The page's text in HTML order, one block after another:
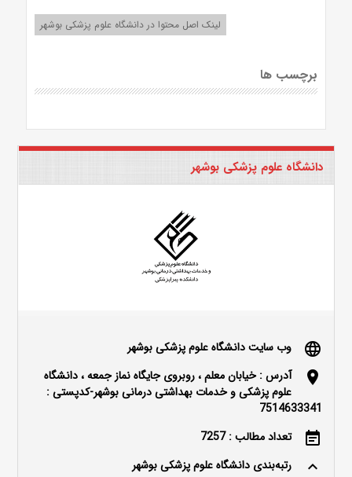
لینک اصل محتوا در دانشگاه علوم پزشکی بوشهر
برچسب ها
دانشگاه علوم پزشکی بوشهر
language وب سایت دانشگاه علوم پزشکی بوشهر
location_on
آدرس : خیابان معلم ، روبروی جایگاه نماز جمعه ، دانشگاه
علوم پزشکی و خدمات بهداشتی درمانی بوشهر-کدپستی :
7514633341
event_note تعداد مطالب : 7257
keyboard_arrow_up رتبه‌بندی دانشگاه علوم پزشکی بوشهر